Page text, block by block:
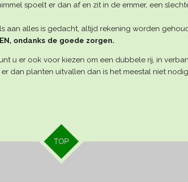
spoelt er dan af en zit in de emmer, een
aan alles is gedacht, altijd rekening worden
ondanks de goede zorgen.
u er ook voor kiezen om een dubbele rij, in
dan planten uitvallen dan is het meestal niet
TOP